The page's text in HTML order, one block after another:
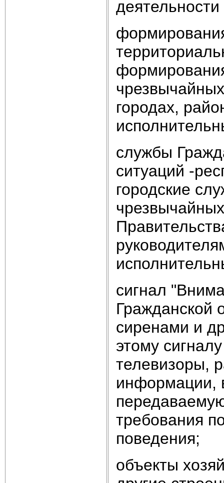
городах,
службы
ситуаций -
городские
сигнал
Гражданской
сиренами и
этому
телевизоры,
информации,
требования
поведения;
объекты